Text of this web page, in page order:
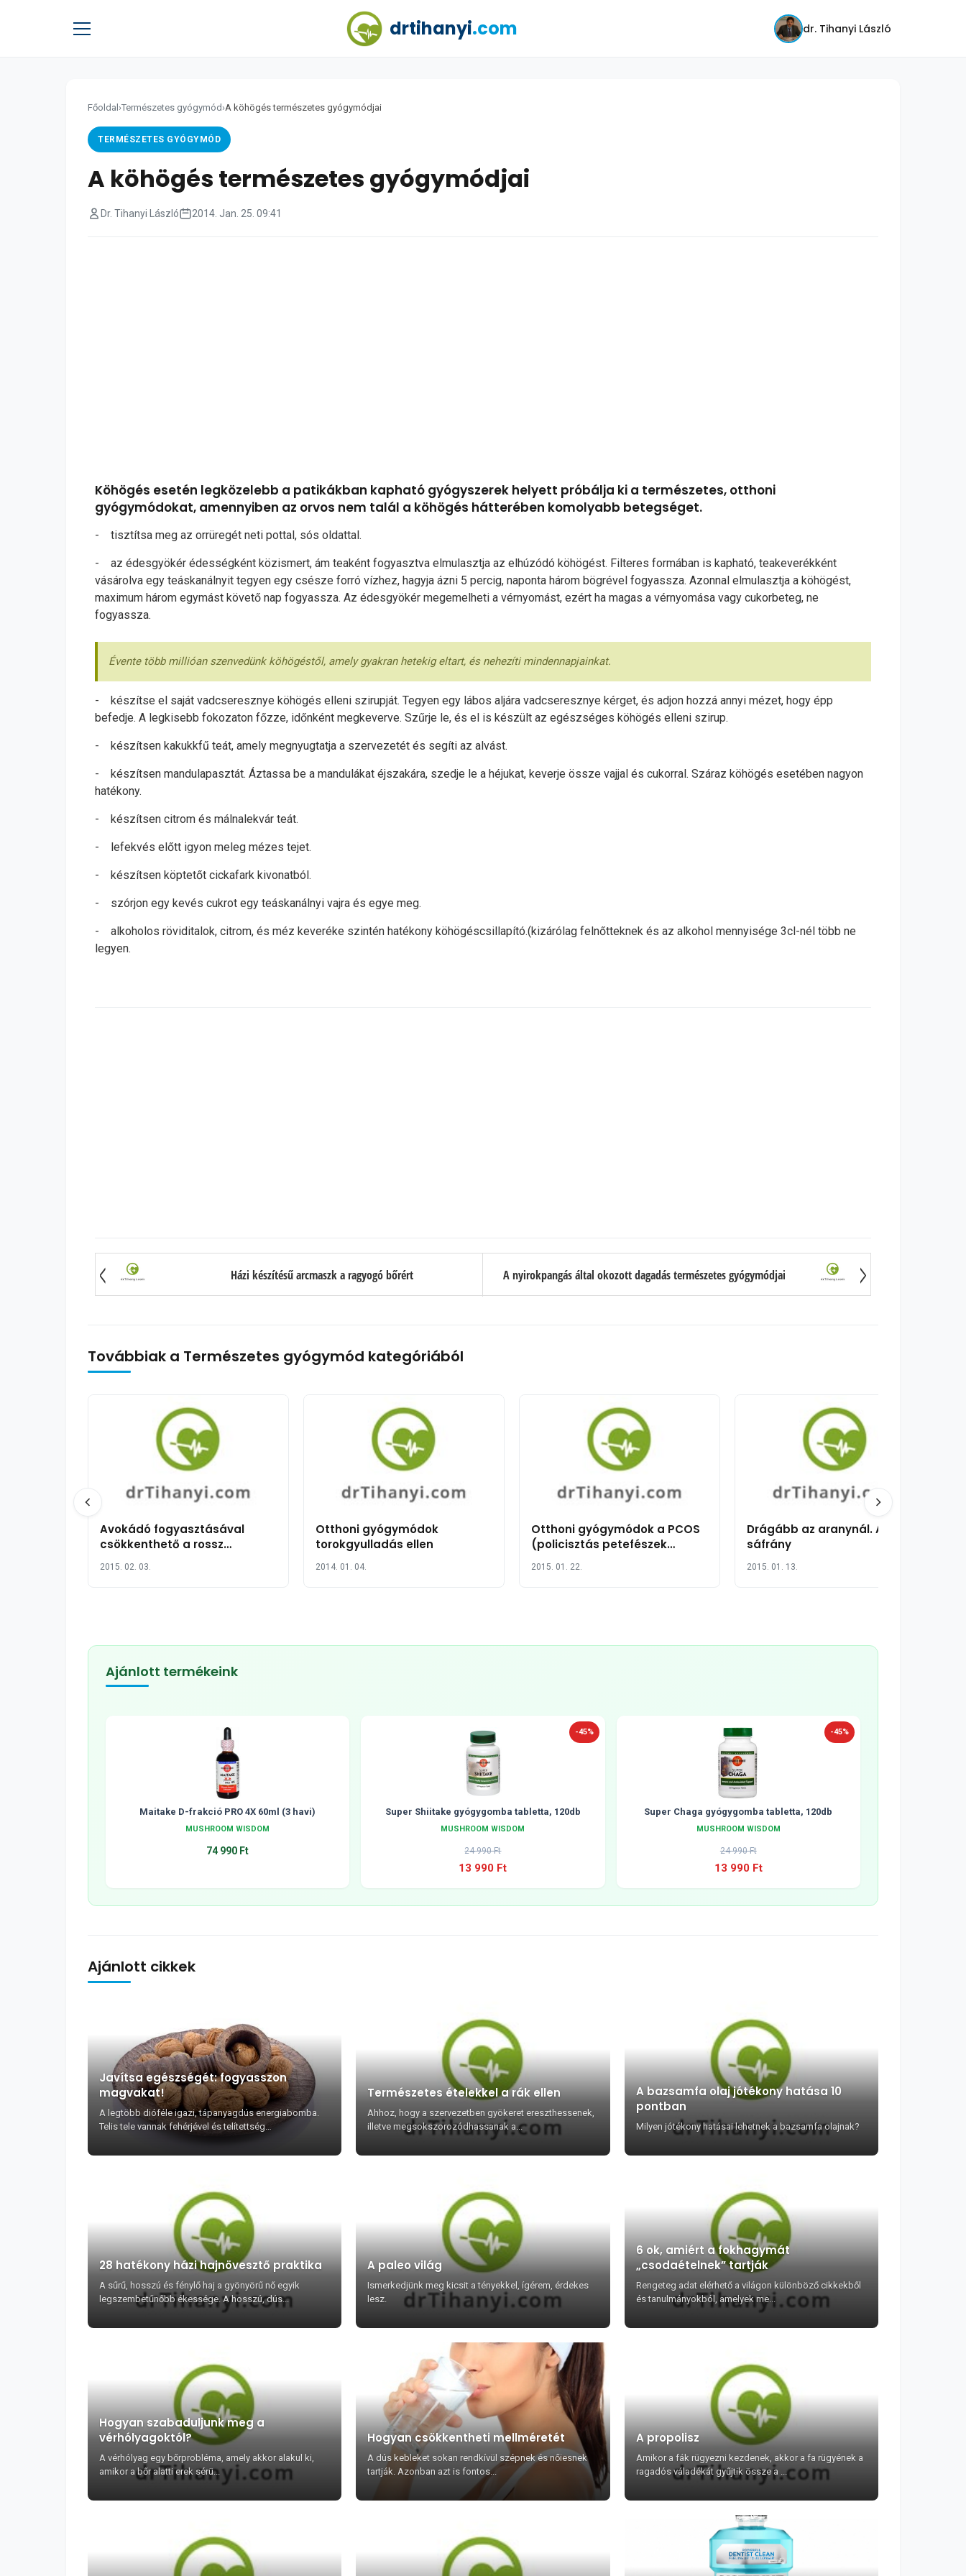
drtihanyi.com dr. Tihanyi László
Főoldal ›Természetes gyógymód ›A köhögés természetes gyógymódjai
TERMÉSZETES GYÓGYMÓD
A köhögés természetes gyógymódjai
Dr. Tihanyi László 2014. Jan. 25. 09:41
Köhögés esetén legközelebb a patikákban kapható gyógyszerek helyett próbálja ki a természetes, otthoni
gyógymódokat, amennyiben az orvos nem talál a köhögés hátterében komolyabb betegséget.
- tisztítsa meg az orrüregét neti pottal, sós oldattal.
- az édesgyökér édességként közismert, ám teaként fogyasztva elmulasztja az elhúzódó köhögést. Filteres formában is kapható, teakeverékként
vásárolva egy teáskanálnyit tegyen egy csésze forró vízhez, hagyja ázni 5 percig, naponta három bögrével fogyassza. Azonnal elmulasztja a köhögést,
maximum három egymást követő nap fogyassza. Az édesgyökér megemelheti a vérnyomást, ezért ha magas a vérnyomása vagy cukorbeteg, ne
fogyassza.
Évente több millióan szenvedünk köhögéstől, amely gyakran hetekig eltart, és nehezíti mindennapjainkat.
- készítse el saját vadcseresznye köhögés elleni szirupját. Tegyen egy lábos aljára vadcseresznye kérget, és adjon hozzá annyi mézet, hogy épp
befedje. A legkisebb fokozaton főzze, időnként megkeverve. Szűrje le, és el is készült az egészséges köhögés elleni szirup.
- készítsen kakukkfű teát, amely megnyugtatja a szervezetét és segíti az alvást.
- készítsen mandulapasztát. Áztassa be a mandulákat éjszakára, szedje le a héjukat, keverje össze vajjal és cukorral. Száraz köhögés esetében nagyon
hatékony.
- készítsen citrom és málnalekvár teát.
- lefekvés előtt igyon meleg mézes tejet.
- készítsen köptetőt cickafark kivonatból.
- szórjon egy kevés cukrot egy teáskanálnyi vajra és egye meg.
- alkoholos röviditalok, citrom, és méz keveréke szintén hatékony köhögéscsillapító.(kizárólag felnőtteknek és az alkohol mennyisége 3cl-nél több ne
legyen.
Házi készítésű arcmaszk a ragyogó bőrért A nyirokpangás által okozott dagadás természetes gyógymódjai
Továbbiak a Természetes gyógymód kategóriából
Avokádó fogyasztásával
csökkenthető a rossz
2015. 02. 03.
Otthoni gyógymódok
torokgyulladás ellen
2014. 01. 04.
Otthoni gyógymódok a PCOS
(policisztás petefészek
szindróma) kezelésében
2015. 01. 22.
Drágább az aranynál. A
sáfrány
2015. 01. 13.
Ajánlott termékeink
Maitake D-frakció PRO 4X 60ml (3 havi)
MUSHROOM WISDOM
74 990 Ft
-45%
Super Shiitake gyógygomba tabletta, 120db
MUSHROOM WISDOM
24 990 Ft
13 990 Ft
-45%
Super Chaga gyógygomba tabletta, 120db
MUSHROOM WISDOM
24 990 Ft
13 990 Ft
Ajánlott cikkek
Javítsa egészségét: fogyasszon
magvakat!
A legtöbb dióféle igazi, tápanyagdús energiabomba.
Telis tele vannak fehérjével és telítettség
az ...
Természetes ételekkel a rák ellen
Ahhoz, hogy a szervezetben gyökeret ereszthessenek,
illetve megsokszorozódhassanak a...
A bazsamfa olaj jótékony hatása 10
pontban
Milyen jótékony hatásai lehetnek a bazsamfa olajnak?
28 hatékony házi hajnövesztő praktika
A sűrű, hosszú és fénylő haj a gyönyörű nő egyik
legszembetűnőbb ékessége. A hosszú, dús...
A paleo világ
Ismerkedjünk meg kicsit a tényekkel, ígérem, érdekes
lesz.
6 ok, amiért a fokhagymát
„csodaételnek” tartják
Rengeteg adat elérhető a világon különböző cikkekből
és tanulmányokból, amelyek me...
Hogyan szabaduljunk meg a
vérhólyagoktól?
A vérhólyag egy bőrprobléma, amely akkor alakul ki,
amikor a bőr alatti erek sérü...
Hogyan csökkentheti mellméretét
A dús kebleket sokan rendkívül szépnek és nőiesnek
tartják. Azonban azt is fontos...
A propolisz
Amikor a fák rügyezni kezdenek, akkor a fa rügyének a
ragadós váladékát gyűjtik össze a ...